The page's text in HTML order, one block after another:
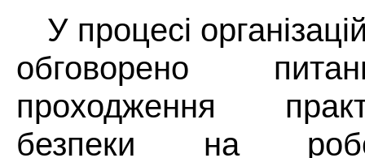
У процесі
обговорено
проходження
безпеки на